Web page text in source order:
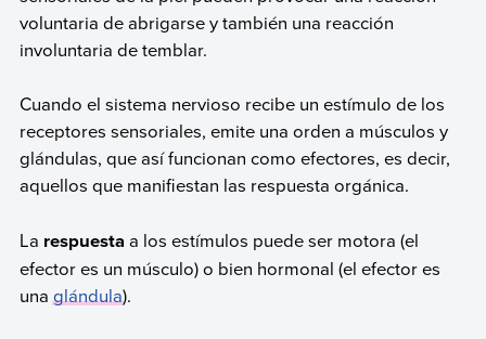
voluntaria de abrigarse y también una reacción
involuntaria de temblar.
Cuando el sistema nervioso recibe un estímulo de los
receptores sensoriales, emite una orden a músculos y
glándulas, que así funcionan como efectores, es decir,
aquellos que manifiestan las respuesta orgánica.
La respuesta a los estímulos puede ser motora (el
efector es un músculo) o bien hormonal (el efector es
unaglándula).